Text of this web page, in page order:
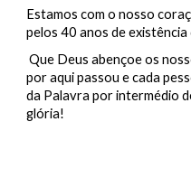
Estamos com o nosso
pelos 40 anos de existência
Que Deus abençoe os nossos fundadores, cada pastor que
por aqui passou e cada
da Palavra por intermédio
glória!